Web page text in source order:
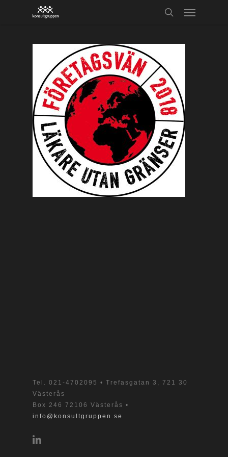
Tel. 021-4702095 • Trefasgatan 3, 721 30
Västerås
Box 246 72106 Västerås •
info@konsultgruppen.se